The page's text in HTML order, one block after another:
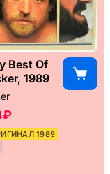
Best Of
1989
₽
1989